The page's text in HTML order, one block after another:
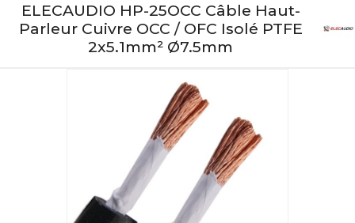
ELECAUDIO HP-25OCC Câble Haut-
Parleur Cuivre OCC / OFC Isolé PTFE
2x5.1mm² Ø7.5mm